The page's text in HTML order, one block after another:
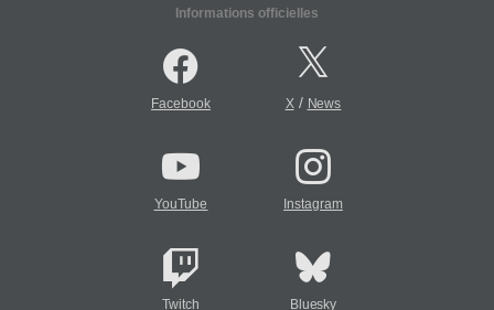
Informations officielles
Facebook X/ News
YouTube Instagram
Twitch Bluesky